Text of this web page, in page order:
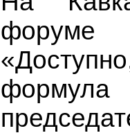
форуме
формула